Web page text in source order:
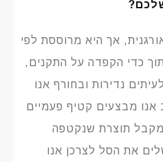
אך היא מרוססת לפי
כדי הקפדה על התקנים,
נדירות ובחורף אנו
מבצעים קטיף פעמיים
תוצרת שנקטפה
את הסל לצרכן אנו